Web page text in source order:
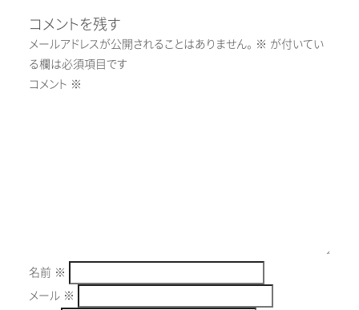
コメントを残す
メールアドレスが公開されることはありません。 ※ が付いてい
る欄は必須項目です
コメント ※
名前 ※
メール ※